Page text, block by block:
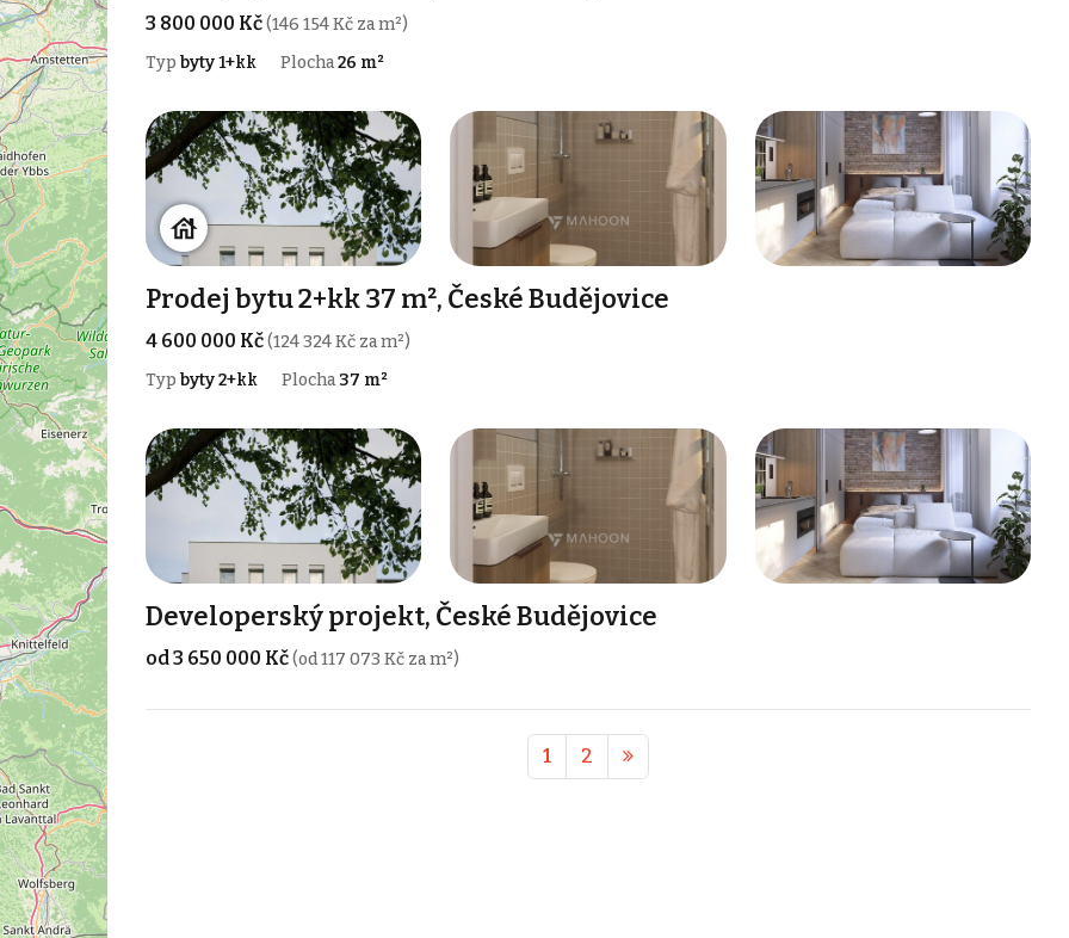
3 800 000 Kč(146 154 Kč za m²)
Typ byty 1+kk Plocha26 m²
Prodej bytu 2+kk 37 m², České Budějovice
4 600 000 Kč(124 324 Kč za m²)
Typ byty 2+kk Plocha 37 m²
Developerský projekt, České Budějovice
od 3 650 000 Kč(od 117 073 Kč za m²)
1 2